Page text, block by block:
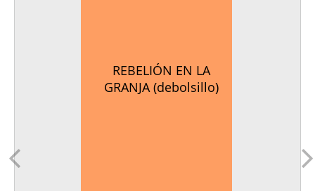
REBELIÓN EN LA
GRANJA (debolsillo)